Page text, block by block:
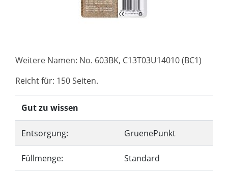
Weitere Namen: No. 603BK, C13T03U14010 (BC1)
Reicht für: 150 Seiten.
Gut zu wissen
Entsorgung: GruenePunkt
Füllmenge: Standard